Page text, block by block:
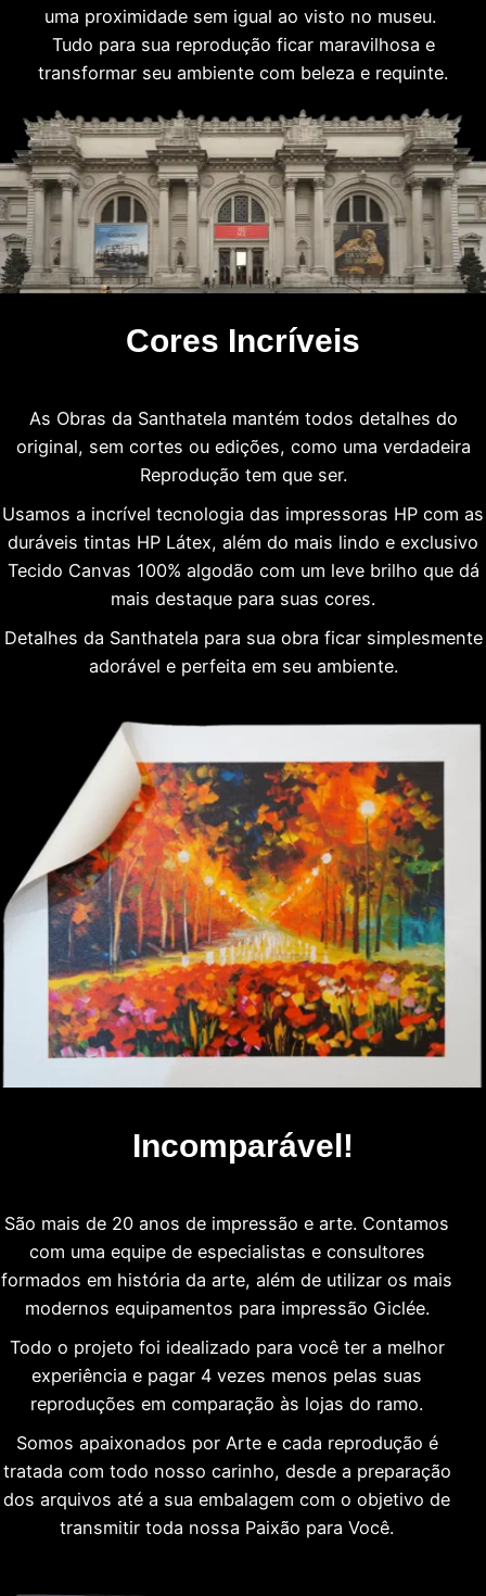
uma proximidade sem igual ao visto no museu.
Tudo para sua reprodução ficar maravilhosa e
transformar seu ambiente com beleza e requinte.
Cores Incríveis
As Obras da Santhatela mantém todos detalhes do
original, sem cortes ou edições, como uma verdadeira
Reprodução tem que ser.
Usamos a incrível tecnologia das impressoras HP com as
duráveis tintas HP Látex, além do mais lindo e exclusivo
Tecido Canvas 100% algodão com um leve brilho que dá
mais destaque para suas cores.
Detalhes da Santhatela para sua obra ficar simplesmente
adorável e perfeita em seu ambiente.
Incomparável!
São mais de 20 anos de impressão e arte. Contamos
com uma equipe de especialistas e consultores
formados em história da arte, além de utilizar os mais
modernos equipamentos para impressão Giclée.
Todo o projeto foi idealizado para você ter a melhor
experiência e pagar 4 vezes menos pelas suas
reproduções em comparação às lojas do ramo.
Somos apaixonados por Arte e cada reprodução é
tratada com todo nosso carinho, desde a preparação
dos arquivos até a sua embalagem com o objetivo de
transmitir toda nossa Paixão para Você.